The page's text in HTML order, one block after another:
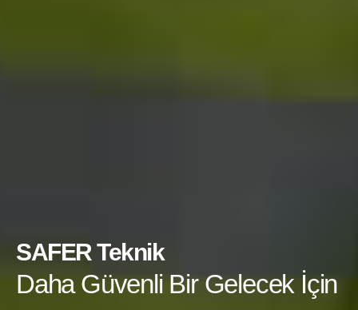
SAFER Teknik
Daha Güvenli Bir Gelecek İçin